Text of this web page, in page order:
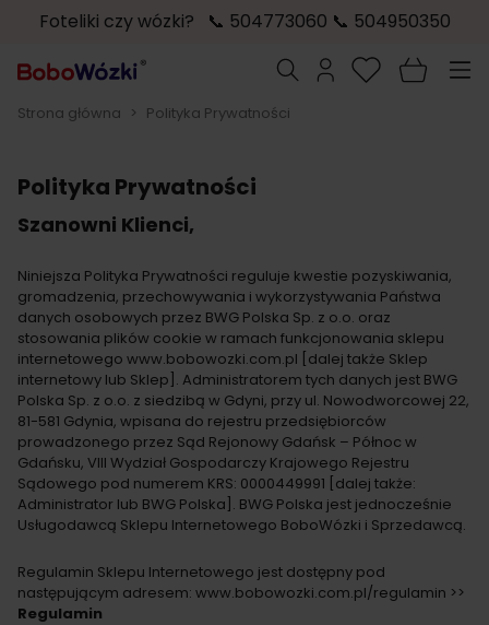
Foteliki czy wózki? 📞 504773060 📞 504950350
Szukaj
Strona główna > Polityka Prywatności
Polityka Prywatności
Szanowni Klienci,
Niniejsza Polityka Prywatności reguluje kwestie pozyskiwania,
gromadzenia, przechowywania i wykorzystywania Państwa
danych osobowych przez BWG Polska Sp. z o.o. oraz
stosowania plików cookie w ramach funkcjonowania sklepu
internetowego www.bobowozki.com.pl [dalej także Sklep
internetowy lub Sklep]. Administratorem tych danych jest BWG
Polska Sp. z o.o. z siedzibą w Gdyni, przy ul. Nowodworcowej 22,
81-581 Gdynia, wpisana do rejestru przedsiębiorców
prowadzonego przez Sąd Rejonowy Gdańsk – Północ w
Gdańsku, VIII Wydział Gospodarczy Krajowego Rejestru
Sądowego pod numerem KRS: 0000449991 [dalej także:
Administrator lub BWG Polska]. BWG Polska jest jednocześnie
Usługodawcą Sklepu Internetowego BoboWózki i Sprzedawcą.
Regulamin Sklepu Internetowego jest dostępny pod
następującym adresem: www.bobowozki.com.pl/regulamin >>
Regulamin